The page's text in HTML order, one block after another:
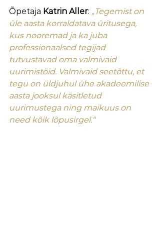
Õpetaja Katrin Aller: „Tegemist on
üle aasta korraldatava üritusega,
kus nooremad ja ka juba
professionaalsed tegijad
tutvustavad oma valmivaid
uurimistöid. Valmivaid seetõttu, et
tegu on üldjuhul ühe akadeemilise
aasta jooksul käsitletud
uurimustega ning maikuus on
need kõik lõpusirgel.“